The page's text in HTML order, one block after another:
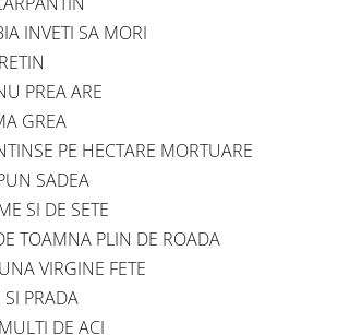
INVETI SA MORI
PREA ARE
GREA
PE HECTARE MORTUARE
SADEA
SI DE SETE
TOAMNA PLIN DE ROADA
VIRGINE FETE
SI PRADA
DE ACI